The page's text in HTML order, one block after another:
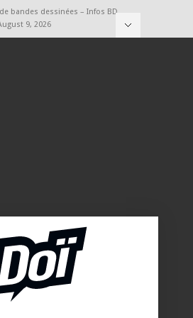
bandes dessinées – Infos BD,
9, 2026